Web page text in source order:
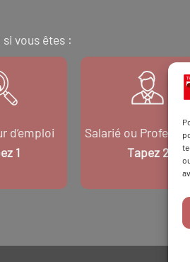
vous êtes :
d’emploi
1
Salarié ou
Tapez 2